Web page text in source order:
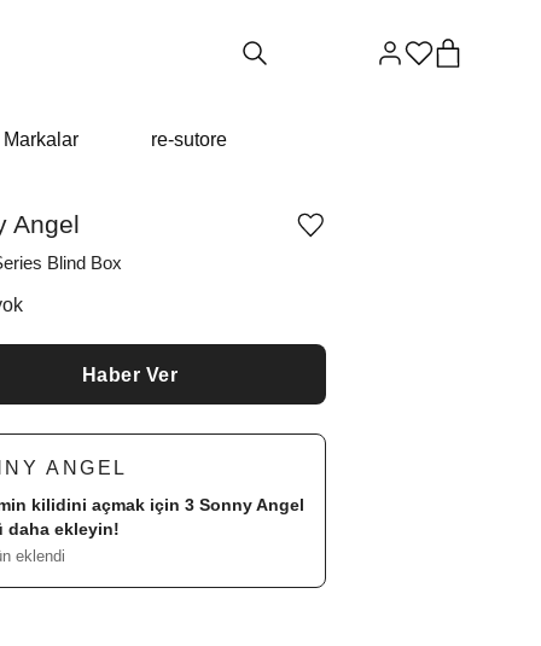
Markalar re-sutore
Angel
Blind Box
Ürünü
çıkar
Haber Ver
ANGEL
kilidini açmak için 3 Sonny Angel
daha ekleyin!
eklendi